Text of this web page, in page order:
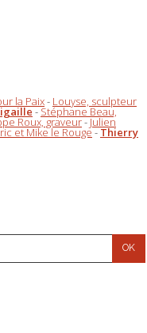
la Paix- Louyse, sculpteur
-Stéphane Beau,
Roux, graveur-Julien
et Mike le Rouge-Thierry